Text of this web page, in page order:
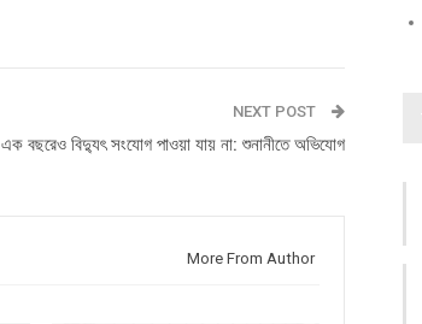
NEXT POST
এক বছরেও বিদ্যুৎ সংযোগ পাওয়া যায় না: শুনানীতে অভিযোগ
More From Author